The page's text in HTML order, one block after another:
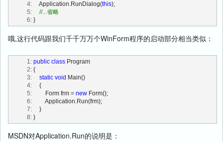
   4:
     Application.RunDialog(
this);
   5:
//...省略
   6:
}
哦,这行代码跟我们千千万万个WinForm程序的启动部分相当类似：
   1:
public class Program
   2:
{
   3:
static void Main()
   4:
     {
   5:
         Form frm =
new Form();
   6:
         Application.Run(frm);
   7:
     }
   8:
}
MSDN对Application.Run的说明是：